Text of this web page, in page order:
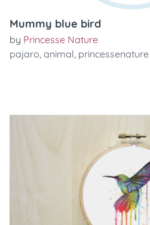
Mummy blue bird
by Princesse Nature
pajaro, animal, princessenature